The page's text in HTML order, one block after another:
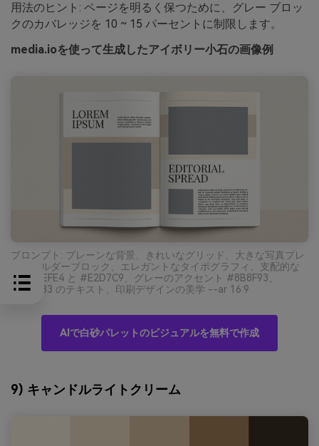
用法のヒント: ページを明るく保つために、グレー ブロッ
クのカバレッジを 10 ~ 15 パーセントに制限します。
media.ioを使って生成したアイボリー小石の画像例
プロンプト: プレーンな背景、きれいなグリッド、大きな写真プレ
ースホルダーブロック、エレガントなタイポグラフィ、支配的な
色 #F5EFE4 と #E2D7C9、グレーのアクセント #8B8F93、
#2B2F33 のテキスト、印刷デザインの美学 --ar 16:9
AIで白砂パレットのビジュアルを無料で作成
9) キャンドルライトクリーム